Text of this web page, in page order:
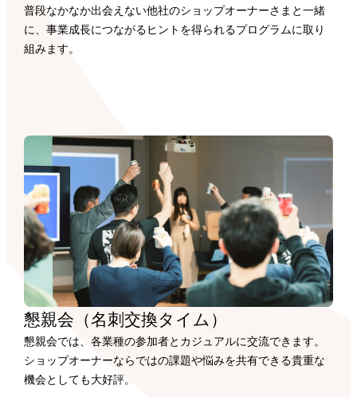
普段なかなか出会えない他社のショップオーナーさまと一緒
に、事業成長につながるヒントを得られるプログラムに取り
組みます。
懇親会（名刺交換タイム）
懇親会では、各業種の参加者とカジュアルに交流できます。
ショップオーナーならではの課題や悩みを共有できる貴重な
機会としても大好評。